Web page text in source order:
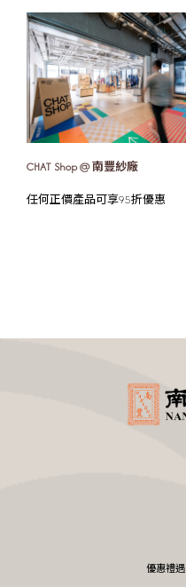
CHAT Shop @ 南豐紗廠
任何正價產品可享95折優惠
優惠禮遇